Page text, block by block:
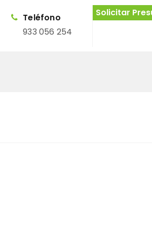
Teléfono
933 056 254
Solicitar